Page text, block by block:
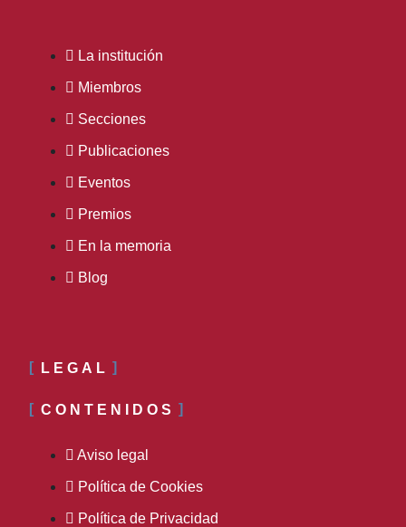
La institución
Miembros
Secciones
Publicaciones
Eventos
Premios
En la memoria
Blog
LEGAL
CONTENIDOS
Aviso legal
Política de Cookies
Política de Privacidad